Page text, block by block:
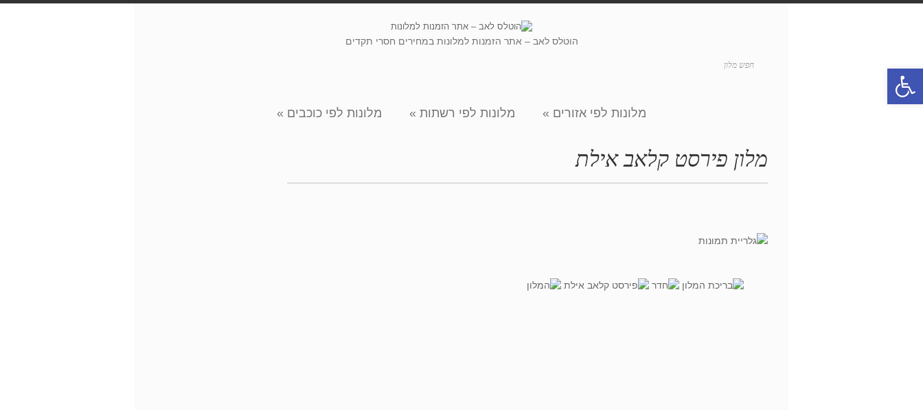
הוטלס לאב – אתר הזמנות למלונות במחירים חסרי תקדים
מלונות לפי אזורים » מלונות לפי רשתות » מלונות לפי כוכבים »
מלון פירסט קלאב אילת
פתח סרגל נגישות